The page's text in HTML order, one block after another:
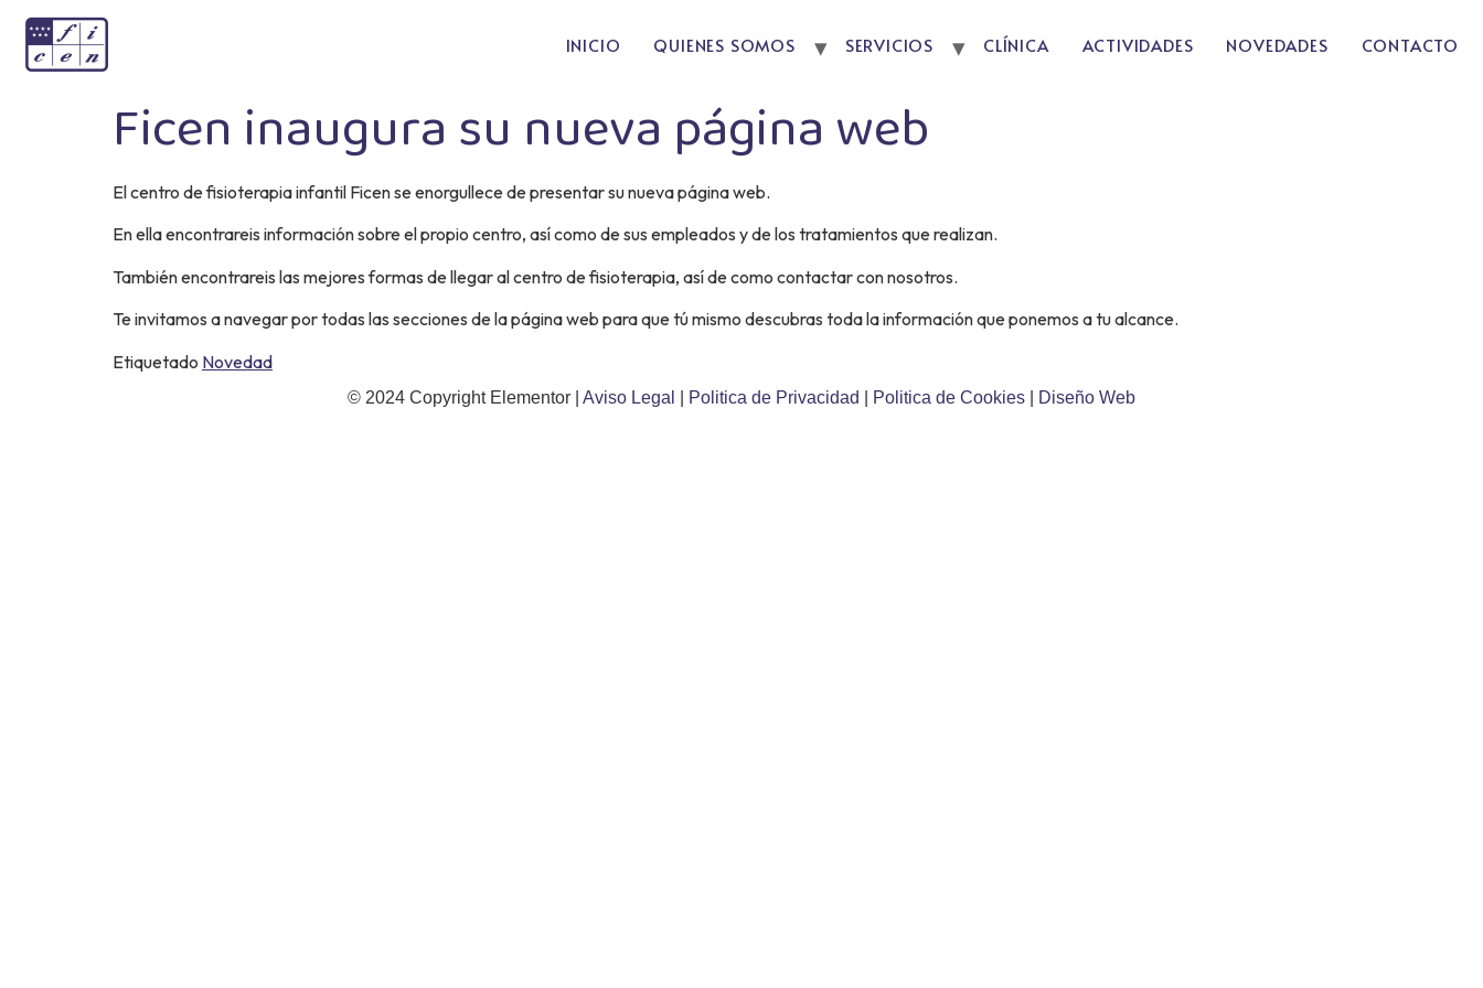
INICIO QUIENES SOMOS SERVICIOS CLÍNICA ACTIVIDADES NOVEDADES CONTACTO
Ficen inaugura su nueva página web
El centro de fisioterapia infantil Ficen se enorgullece de presentar su nueva página web.
En ella encontrareis información sobre el propio centro, así como de sus empleados y de los tratamientos que realizan.
También encontrareis las mejores formas de llegar al centro de fisioterapia, así de como contactar con nosotros.
Te invitamos a navegar por todas las secciones de la página web para que tú mismo descubras toda la información que ponemos a tu alcance.
Etiquetado Novedad
© 2024 Copyright Elementor | Aviso Legal Politica de Privacidad Politica de Cookies Diseño Web